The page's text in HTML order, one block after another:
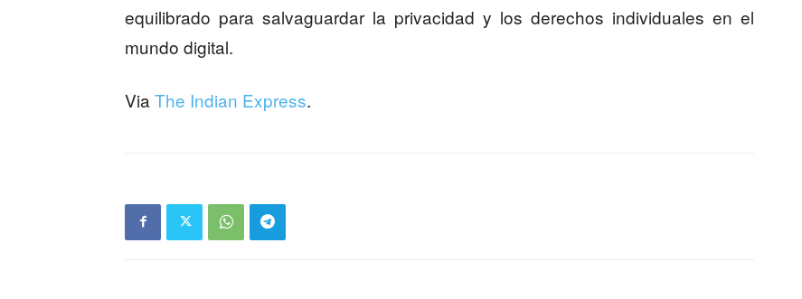
equilibrado para salvaguardar la privacidad y los derechos individuales en el
mundo digital.
Via The Indian Express.